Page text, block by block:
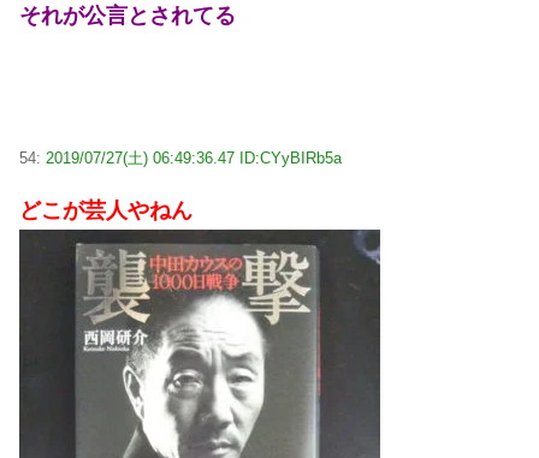
それが公言とされてる
54: 2019/07/27(土) 06:49:36.47 ID:CYyBIRb5a
どこが芸人やねん